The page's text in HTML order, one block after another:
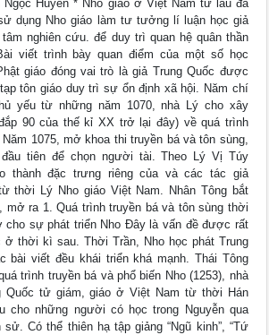
Ngọc Huyền * Nho giáo ở Việt Nam từ lâu đã
dụng Nho giáo làm tư tưởng lí luận học giả
tâm nghiên cứu. để duy trì quan hệ quân thần
viết trình bày quan điểm của một số học
giáo đóng vai trò là giả Trung Quốc được
tôn giáo duy trì sự ổn định xã hội. Năm chí
yếu từ những năm 1070, nhà Lý cho xây
90 của thế kỉ XX trở lại đây) về quá trình
1075, mở khoa thi truyền bá và tôn sùng,
tiên để chọn người tài. Theo Lý Vị Túy
thành đặc trưng riêng của và các tác giả
thời Lý Nho giáo Việt Nam. Nhân Tông bắt
mở ra 1. Quá trình truyền bá và tôn sùng thời
sự phát triển Nho Đây là vấn đề được rất
ở thời kì sau. Thời Trần, Nho học phát Trung
bài viết đều khái triển khá mạnh. Thái Tông
trình truyền bá và phổ biến Nho (1253), nhà
Quốc tử giám, giáo ở Việt Nam từ thời Hán
cho những người có học trong Nguyễn qua
Có thể thiên hạ tập giảng “Ngũ kinh”, “Tứ